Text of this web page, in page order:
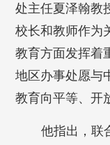
处主任夏泽翰教
校长和教师作为
教育方面发挥着
地区办事处愿与
教育向平等、开
他指出，联